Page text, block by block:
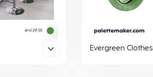
Evergreen Clothes